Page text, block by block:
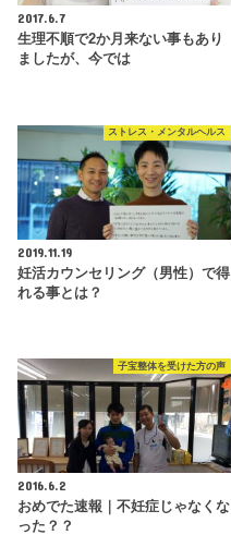
2017.6.7
生理不順で2か月来ない事もあり
ましたが、今では
ストレス・メンタルヘルス
2019.11.19
妊活カウンセリング（男性）で得
れる事とは？
子宝整体を受けた方の声
2016.6.2
おめでた速報｜不妊症じゃなくな
った？？